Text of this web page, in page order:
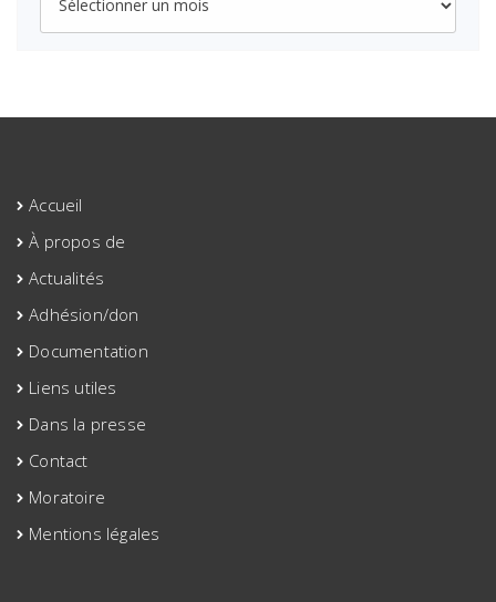
Accueil
À propos de
Actualités
Adhésion/don
Documentation
Liens utiles
Dans la presse
Contact
Moratoire
Mentions légales